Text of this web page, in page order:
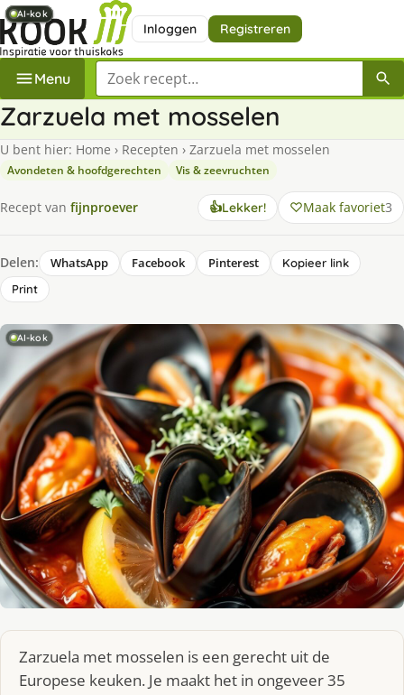
Inloggen Registreren
Menu Zoek een recept
Zarzuela met mosselen
U bent hier: Home › Recepten › Zarzuela met mosselen
Avondeten & hoofdgerechten Vis & zeevruchten
Recept van fijnproever 👍Lekker! Maak favoriet3
Delen: WhatsApp Facebook Pinterest
Kopieer link
Print
AI-kok
Zarzuela met mosselen is een gerecht uit de
Europese keuken. Je maakt het in ongeveer 35
AI-kok
AI-kok
AI-kok
AI-kok
AI-kok